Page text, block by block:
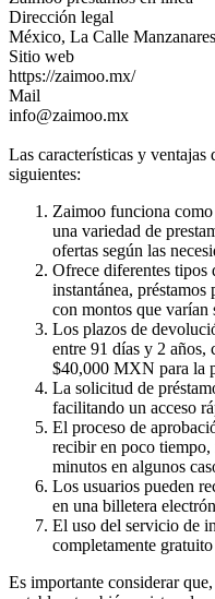
Dirección legal
México, La Calle Manzanares
Sitio web
https://zaimoo.mx/
Mail
info@zaimoo.mx
Las características y
siguientes:
Zaimoo funciona
una variedad de
ofertas según las
Ofrece diferentes tipos
instantánea, préstamos
con montos que varían
Los plazos de
entre 91 días y 2 años,
$40,000 MXN para la
La solicitud de
facilitando un acceso
El proceso de
recibir en poco
minutos en algunos
Los usuarios pueden
en una billetera
El uso del servicio de
completamente
Es importante considerar